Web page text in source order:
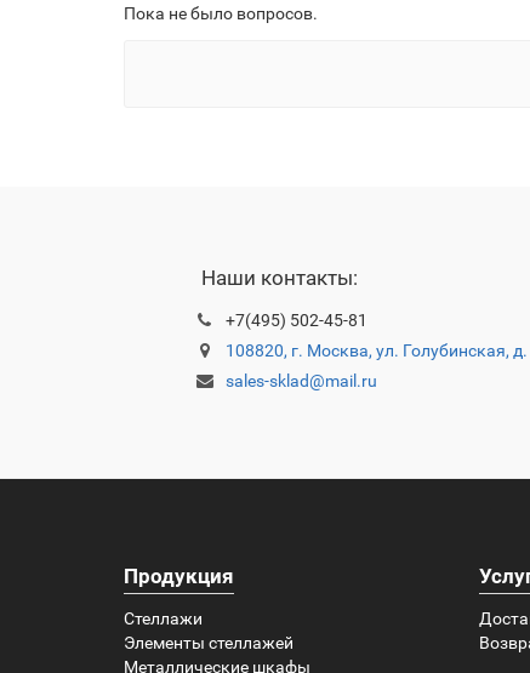
Пока не было вопросов.
Наши контакты:
+7(495) 502-45-81
108820, г. Москва, ул. Голубинская,
sales-sklad@mail.ru
Продукция
Стеллажи
Элементы стеллажей
Металлические шкафы